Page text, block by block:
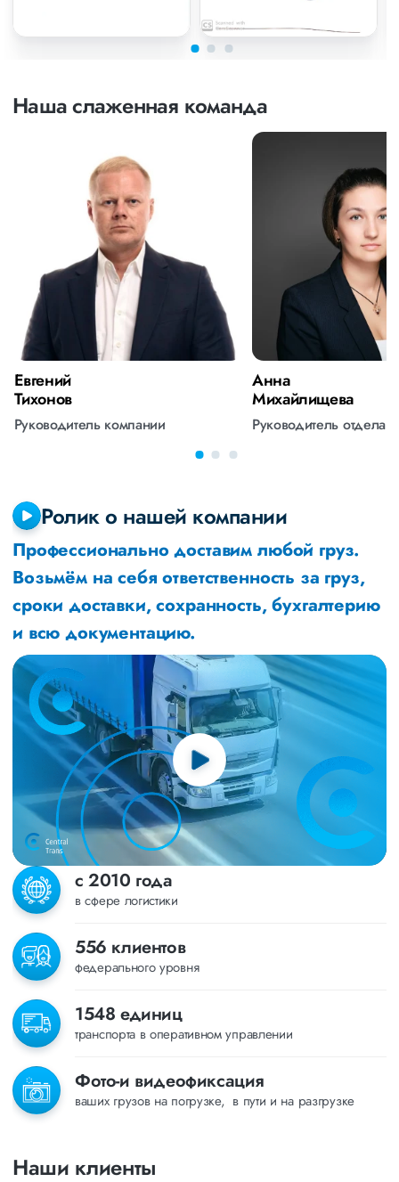
Наша слаженная команда
Евгений
Тихонов
Руководитель компании
Анна
Михайлищева
Руководитель отдела
Ролик о нашей компании
Профессионально доставим любой груз.
Возьмём на себя ответственность за груз,
сроки доставки, сохранность, бухгалтерию
и всю документацию.
с 2010 года
в сфере логистики
556 клиентов
федерального уровня
1548 единиц
транспорта в оперативном управлении
Фото-и видеофиксация
ваших грузов на погрузке, в пути и на разгрузке
Наши клиенты